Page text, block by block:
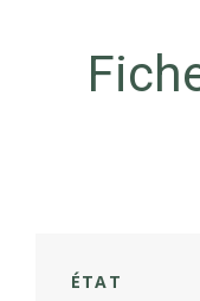
ÉTAT